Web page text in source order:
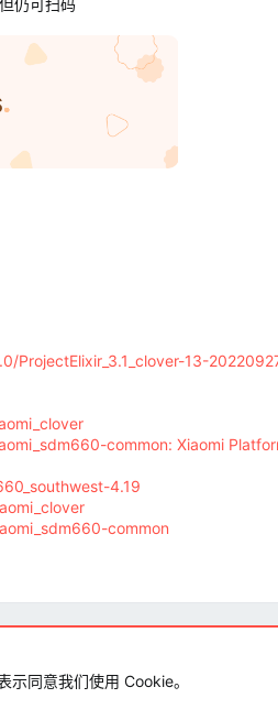
ProjectElixir_3.1_clover-13-
common: Xiaomi
4.19
common
同意我们使用 Cookie。